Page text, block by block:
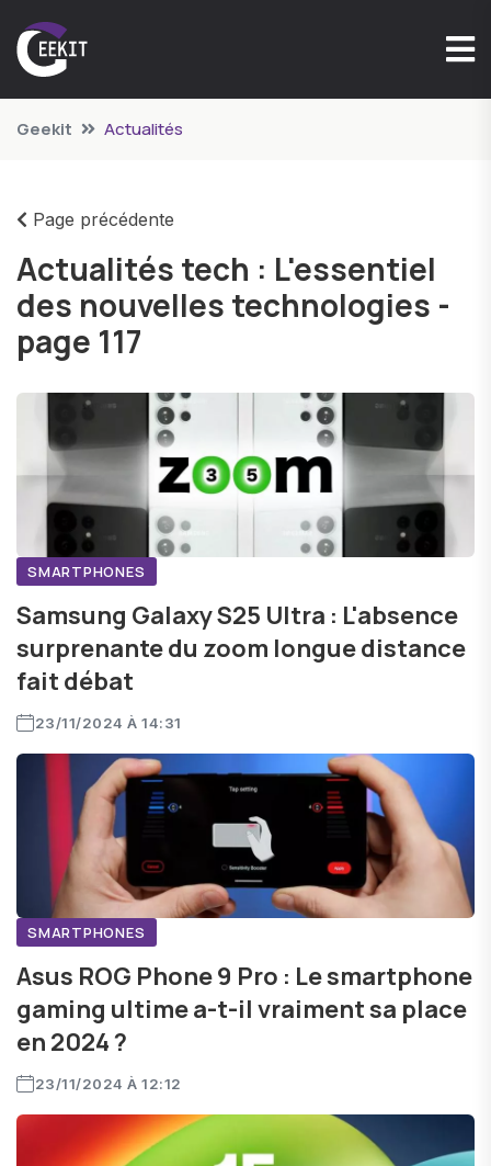
Geekit Actualités
Page précédente
Actualités tech : L'essentiel
des nouvelles technologies -
page 117
SMARTPHONES
Samsung Galaxy S25 Ultra : L'absence
surprenante du zoom longue distance
fait débat
23/11/2024 À 14:31
SMARTPHONES
Asus ROG Phone 9 Pro : Le smartphone
gaming ultime a-t-il vraiment sa place
en 2024 ?
23/11/2024 À 12:12